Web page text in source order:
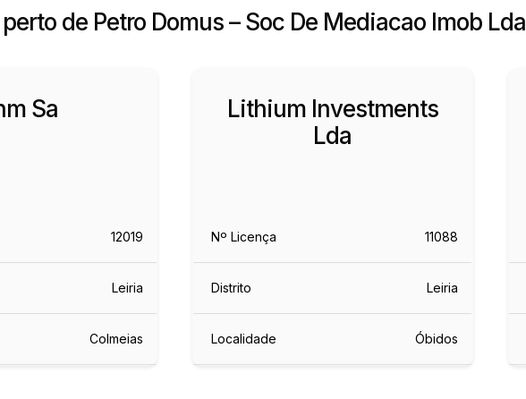
de Petro Domus – Soc De Mediacao Imob Lda
Sa
12019
Leiria
Colmeias
Lithium Investments
Lda
Nº Licença 11088
Distrito Leiria
Localidade Óbidos